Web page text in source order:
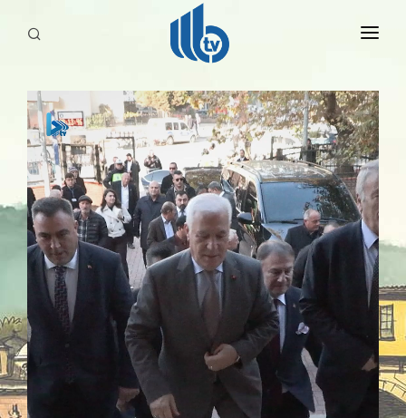
HABERLER
YAYINLARIMIZ